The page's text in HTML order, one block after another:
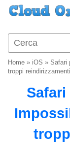
Home » iOS » Safari
troppi
Safari